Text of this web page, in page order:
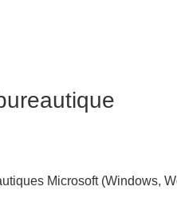
Microsoft (Windows,